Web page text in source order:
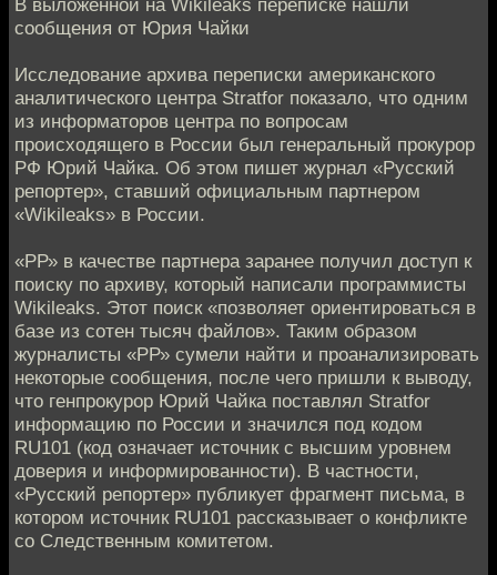
В выложенной на Wikileaks переписке нашли
сообщения от Юрия Чайки
Исследование архива переписки американского
аналитического центра Stratfor показало, что одним
из информаторов центра по вопросам
происходящего в России был генеральный прокурор
РФ Юрий Чайка. Об этом пишет журнал «Русский
репортер», ставший официальным партнером
«Wikileaks» в России.
«РР» в качестве партнера заранее получил доступ к
поиску по архиву, который написали программисты
Wikileaks. Этот поиск «позволяет ориентироваться в
базе из сотен тысяч файлов». Таким образом
журналисты «РР» сумели найти и проанализировать
некоторые сообщения, после чего пришли к выводу,
что генпрокурор Юрий Чайка поставлял Stratfor
информацию по России и значился под кодом
RU101 (код означает источник с высшим уровнем
доверия и информированности). В частности,
«Русский репортер» публикует фрагмент письма, в
котором источник RU101 рассказывает о конфликте
со Следственным комитетом.